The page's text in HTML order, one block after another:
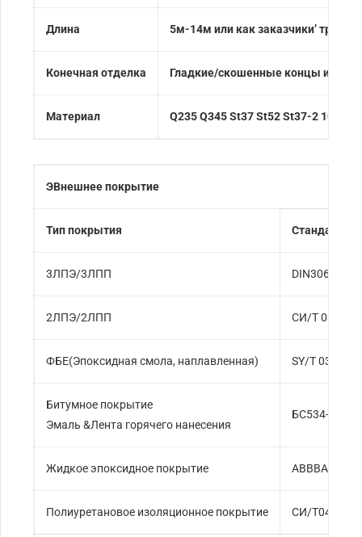
Длина 5м-14м или как заказчики’
Конечная отделка Гладкие/скошенные концы или
Материал Q235 Q345 St37 St52 St37-2 10#
ЭВнешнее покрытие
Тип покрытия Стандарт
3ЛПЭ/3ЛПП DIN30670-
2ЛПЭ/2ЛПП СИ/Т 0315-
ФБЕ(Эпоксидная смола, наплавленная) SY/T 0315-
Битумное покрытие
Эмаль &Лента горячего нанесения
БС534-1990,
Жидкое эпоксидное покрытие АВВВА
Полиуретановое изоляционное покрытие СИ/Т0415-